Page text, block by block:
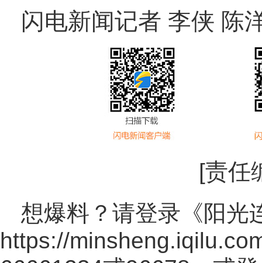
闪电新闻记者 李侠 陈
[责任
想爆料？请登录《阳光
https://